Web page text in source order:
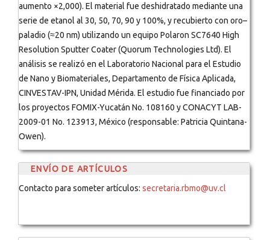
aumento ×2,000). El material fue deshidratado mediante una
serie de etanol al 30, 50, 70, 90 y 100%, y recubierto con oro–
paladio (≈20 nm) utilizando un equipo Polaron SC7640 High
Resolution Sputter Coater (Quorum Technologies Ltd). El
análisis se realizó en el Laboratorio Nacional para el Estudio
de Nano y Biomateriales, Departamento de Física Aplicada,
CINVESTAV-IPN, Unidad Mérida. El estudio fue financiado por
los proyectos FOMIX-Yucatán No. 108160 y CONACYT LAB-
2009-01 No. 123913, México (responsable: Patricia Quintana-
Owen).
ENVÍO DE ARTÍCULOS
Contacto para someter artículos: secretaria.rbmo@uv.cl